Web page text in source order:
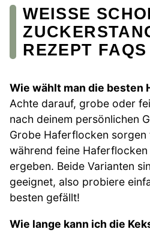
WEISSE
EZEPT FAQS
Wie wählt man die besten
Achte darauf, grobe oder
nach deinem persönlichen
Grobe Haferflocken sorgen
während feine
ergeben. Beide Varianten
geeignet, also probiere
besten gefällt!
Wie lange kann ich die